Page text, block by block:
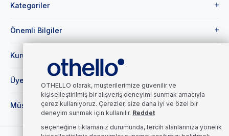
Kategoriler
Önemli Bilgiler
Kurumsal
Üye
Müşteri Hizmetleri
OTHELLO olarak, müşterilerimize güvenilir ve
kişiselleştirilmiş bir alışveriş deneyimi sunmak amacıyla
çerez kullanıyoruz. Çerezler, size daha iyi ve özel bir
deneyim sunmak için kullanılır. Reddet
seçeneğine tıklamanız durumunda, tercih alanlarınıza yönelik